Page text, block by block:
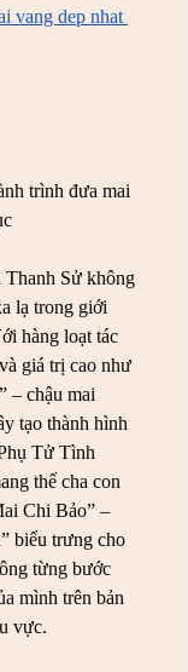
vang dep nhat
trình đưa mai
Thanh Sử không
lạ trong giới
hàng loạt tác
giá trị cao như
– chậu mai
tạo thành hình
Tử Tình
thế cha con
Chi Bảo” –
biểu trưng cho
từng bước
mình trên bản
vực.